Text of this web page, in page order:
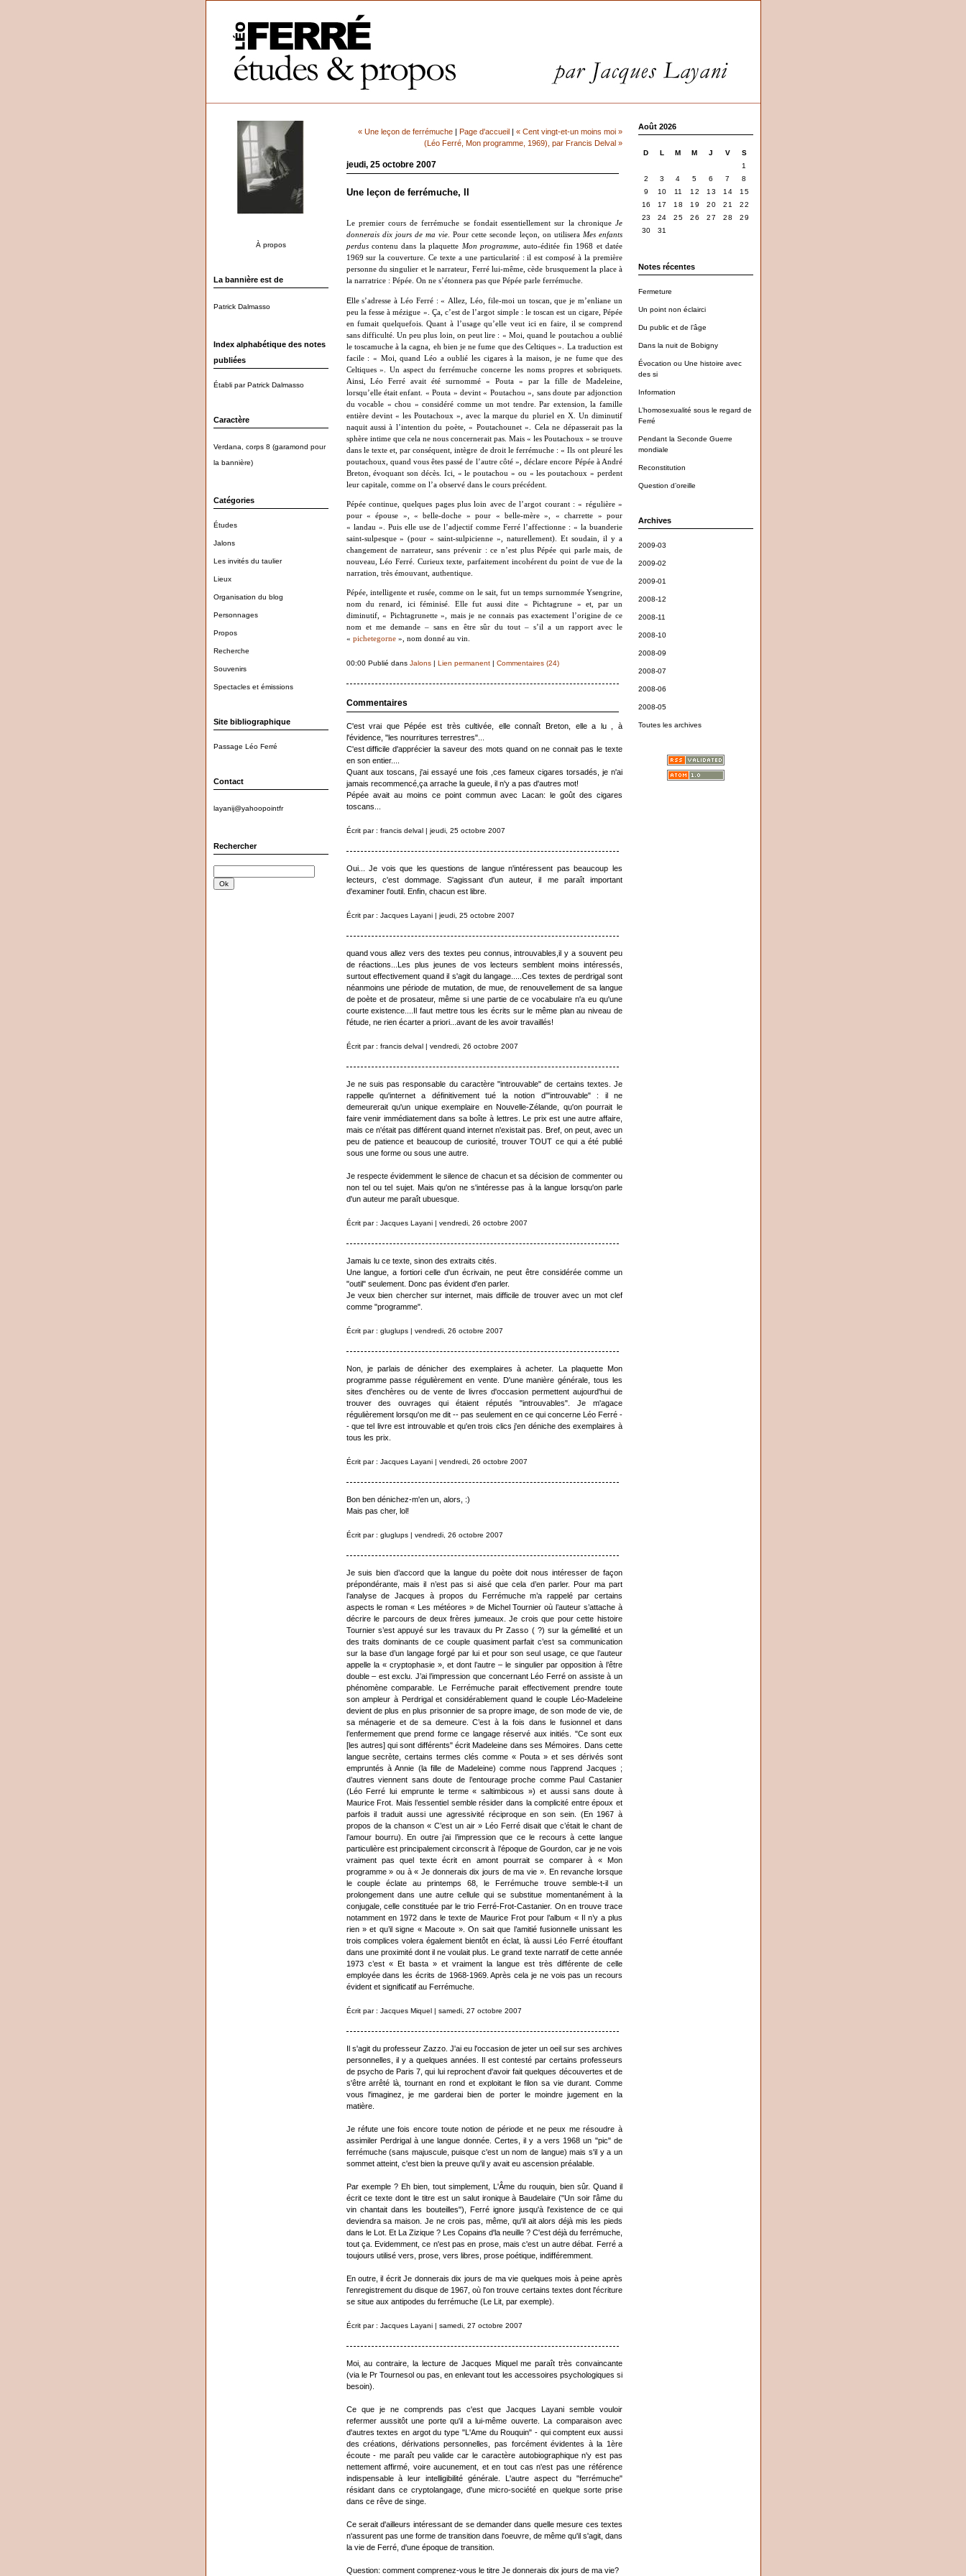
À propos
La bannière est de
Patrick Dalmasso
Index alphabétique des notes
publiées
Établi par Patrick Dalmasso
Caractère
Verdana, corps 8 (garamond pour
la bannière)
Catégories
Études
Jalons
Les invités du taulier
Lieux
Organisation du blog
Personnages
Propos
Recherche
Souvenirs
Spectacles et émissions
Site bibliographique
Passage Léo Ferré
Contact
layanij@yahoopointfr
Rechercher
Août 2026
D L M M J V
S
1
2
3 4 5 6 7
8
9
10 11 12 13 14
15
16
17 18 19 20 21
22
23
24 25 26 27 28
29
30
31
Notes récentes
Fermeture
Un point non éclairci
Du public et de l’âge
Dans la nuit de Bobigny
Évocation ou Une histoire avec
des si
Information
L’homosexualité sous le regard de
Ferré
Pendant la Seconde Guerre
mondiale
Reconstitution
Question d’oreille
Archives
2009-03
2009-02
2009-01
2008-12
2008-11
2008-10
2008-09
2008-07
2008-06
2008-05
Toutes les archives
« Une leçon de ferrémuche| Page d'accueil| « Cent vingt-et-un moins moi »
(Léo Ferré, Mon programme, 1969), par Francis Delval »
jeudi, 25 octobre 2007
Une leçon de ferrémuche, II
Le premier cours de ferrémuche se fondait essentiellement sur la chronique Je
donnerais dix jours de ma vie . Pour cette seconde leçon, on utilisera Mes enfants
perduscontenu dans la plaquette Mon programme, auto-éditée fin 1968 et datée
1969 sur la couverture. Ce texte a une particularité : il est composé à la première
personne du singulier et le narrateur, Ferré lui-même, cède brusquement la place à
la narratrice : Pépée. On ne s’étonnera pas que Pépée parle ferrémuche.
Elle s’adresse à Léo Ferré : « Allez, Léo, file-moi un toscan, que je m’enliane un
peu la fesse à mézigue ». Ça, c’est de l’argot simple : le toscan est un cigare, Pépée
en fumait quelquefois. Quant à l’usage qu’elle veut ici en faire, il se comprend
sans difficulté. Un peu plus loin, on peut lire : « Moi, quand le poutachou a oublié
le toscamuche à la cagna, eh bien je ne fume que des Celtiques ». La traduction est
facile : « Moi, quand Léo a oublié les cigares à la maison, je ne fume que des
Celtiques ». Un aspect du ferrémuche concerne les noms propres et sobriquets.
Ainsi, Léo Ferré avait été surnommé « Pouta » par la fille de Madeleine,
lorsqu’elle était enfant. « Pouta » devint « Poutachou », sans doute par adjonction
du vocable « chou » considéré comme un mot tendre. Par extension, la famille
entière devint « les Poutachoux », avec la marque du pluriel en X. Un diminutif
naquit aussi à l’intention du poète, « Poutachounet ». Cela ne dépasserait pas la
sphère intime que cela ne nous concernerait pas. Mais « les Poutachoux » se trouve
dans le texte et, par conséquent, intègre de droit le ferrémuche : « Ils ont pleuré les
poutachoux, quand vous êtes passé de l’autre côté », déclare encore Pépée à André
Breton, évoquant son décès. Ici, « le poutachou » ou « les poutachoux » perdent
leur capitale, comme on l ’a observé dans le cours précédent.
Pépée continue, quelques pages plus loin avec de l’argot courant : « régulière »
pour « épouse », « belle-doche » pour « belle-mère », « charrette » pour
« landau ». Puis elle use de l’adjectif comme Ferré l’affectionne : « la buanderie
saint-sulpesque » (pour « saint-sulpicienne », naturellement). Et soudain, il y a
changement de narrateur, sans prévenir : ce n’est plus Pépée qui parle mais, de
nouveau, Léo Ferré. Curieux texte, parfaitement incohérent du point de vue de la
narration, très émouvant, authentique.
Pépée, intelligente et rusée, comme on le sait, fut un temps surnommée Ysengrine,
nom du renard, ici féminisé. Elle fut aussi dite « Pichtagrune » et, par un
diminutif, « Pichtagrunette », mais je ne connais pas exactement l’origine de ce
nom et me demande – sans en être sûr du tout – s’il a un rapport avec le
« pichetegorne», nom donné au vin.
00:00 Publié dans Jalons| Lien permanent| Commentaires (24)
Commentaires
C'est vrai que Pépée est très cultivée, elle connaît Breton, elle a lu , à
l'évidence, "les nourritures terrestres"...
C'est difficile d'apprécier la saveur des mots quand on ne connait pas le texte
en son entier....
Quant aux toscans, j'ai essayé une fois ,ces fameux cigares torsadés, je n'ai
jamais recommencé,ça arrache la gueule, il n'y a pas d'autres mot!
Pépée avait au moins ce point commun avec Lacan: le goût des cigares
toscans...
Écrit par : francis delval | jeudi, 25 octobre 2007
Oui... Je vois que les questions de langue n'intéressent pas beaucoup les
lecteurs, c'est dommage. S'agissant d'un auteur, il me paraît important
d'examiner l'outil. Enfin, chacun est libre.
Écrit par : Jacques Layani | jeudi, 25 octobre 2007
quand vous allez vers des textes peu connus, introuvables,il y a souvent peu
de réactions...Les plus jeunes de vos lecteurs semblent moins intéressés,
surtout effectivement quand il s'agit du langage.....Ces textes de perdrigal sont
néanmoins une période de mutation, de mue, de renouvellement de sa langue
de poète et de prosateur, même si une partie de ce vocabulaire n'a eu qu'une
courte existence....Il faut mettre tous les écrits sur le même plan au niveau de
l'étude, ne rien écarter a priori...avant de les avoir travaillés!
Écrit par : francis delval | vendredi, 26 octobre 2007
Je ne suis pas responsable du caractère "introuvable" de certains textes. Je
rappelle qu'internet a définitivement tué la notion d'"introuvable" : il ne
demeurerait qu'un unique exemplaire en Nouvelle-Zélande, qu'on pourrait le
faire venir immédiatement dans sa boîte à lettres. Le prix est une autre affaire,
mais ce n'était pas différent quand internet n'existait pas. Bref, on peut, avec un
peu de patience et beaucoup de curiosité, trouver TOUT ce qui a été publié
sous une forme ou sous une autre.
Je respecte évidemment le silence de chacun et sa décision de commenter ou
non tel ou tel sujet. Mais qu'on ne s'intéresse pas à la langue lorsqu'on parle
d'un auteur me paraît ubuesque.
Écrit par : Jacques Layani | vendredi, 26 octobre 2007
Jamais lu ce texte, sinon des extraits cités.
Une langue, a fortiori celle d'un écrivain, ne peut être considérée comme un
"outil" seulement. Donc pas évident d'en parler.
Je veux bien chercher sur internet, mais difficile de trouver avec un mot clef
comme "programme".
Écrit par : gluglups | vendredi, 26 octobre 2007
Non, je parlais de dénicher des exemplaires à acheter. La plaquette Mon
programme passe régulièrement en vente. D'une manière générale, tous les
sites d'enchères ou de vente de livres d'occasion permettent aujourd'hui de
trouver des ouvrages qui étaient réputés "introuvables". Je m'agace
régulièrement lorsqu'on me dit -- pas seulement en ce qui concerne Léo Ferré -
- que tel livre est introuvable et qu'en trois clics j'en déniche des exemplaires à
tous les prix.
Écrit par : Jacques Layani | vendredi, 26 octobre 2007
Bon ben dénichez-m'en un, alors, :)
Mais pas cher, lol!
Écrit par : gluglups | vendredi, 26 octobre 2007
Je suis bien d’accord que la langue du poète doit nous intéresser de façon
prépondérante, mais il n’est pas si aisé que cela d’en parler. Pour ma part
l’analyse de Jacques à propos du Ferrémuche m’a rappelé par certains
aspects le roman « Les météores » de Michel Tournier où l’auteur s’attache à
décrire le parcours de deux frères jumeaux. Je crois que pour cette histoire
Tournier s’est appuyé sur les travaux du Pr Zasso ( ?) sur la gémellité et un
des traits dominants de ce couple quasiment parfait c’est sa communication
sur la base d’un langage forgé par lui et pour son seul usage, ce que l’auteur
appelle la « cryptophasie », et dont l’autre – le singulier par opposition à l’être
double – est exclu. J’ai l’impression que concernant Léo Ferré on assiste à un
phénomène comparable. Le Ferrémuche parait effectivement prendre toute
son ampleur à Perdrigal et considérablement quand le couple Léo-Madeleine
devient de plus en plus prisonnier de sa propre image, de son mode de vie, de
sa ménagerie et de sa demeure. C’est à la fois dans le fusionnel et dans
l’enfermement que prend forme ce langage réservé aux initiés. "Ce sont eux
[les autres] qui sont différents" écrit Madeleine dans ses Mémoires. Dans cette
langue secrète, certains termes clés comme « Pouta » et ses dérivés sont
empruntés à Annie (la fille de Madeleine) comme nous l’apprend Jacques ;
d’autres viennent sans doute de l’entourage proche comme Paul Castanier
(Léo Ferré lui emprunte le terme « saltimbicous ») et aussi sans doute à
Maurice Frot. Mais l’essentiel semble résider dans la complicité entre époux et
parfois il traduit aussi une agressivité réciproque en son sein. (En 1967 à
propos de la chanson « C’est un air » Léo Ferré disait que c’était le chant de
l’amour bourru). En outre j’ai l’impression que ce le recours à cette langue
particulière est principalement circonscrit à l’époque de Gourdon, car je ne vois
vraiment pas quel texte écrit en amont pourrait se comparer à « Mon
programme » ou à « Je donnerais dix jours de ma vie ». En revanche lorsque
le couple éclate au printemps 68, le Ferrémuche trouve semble-t-il un
prolongement dans une autre cellule qui se substitue momentanément à la
conjugale, celle constituée par le trio Ferré-Frot-Castanier. On en trouve trace
notamment en 1972 dans le texte de Maurice Frot pour l’album « Il n’y a plus
rien » et qu’il signe « Macoute ». On sait que l’amitié fusionnelle unissant les
trois complices volera également bientôt en éclat, là aussi Léo Ferré étouffant
dans une proximité dont il ne voulait plus. Le grand texte narratif de cette année
1973 c’est « Et basta » et vraiment la langue est très différente de celle
employée dans les écrits de 1968-1969. Après cela je ne vois pas un recours
évident et significatif au Ferrémuche.
Écrit par : Jacques Miquel | samedi, 27 octobre 2007
Il s'agit du professeur Zazzo. J'ai eu l'occasion de jeter un oeil sur ses archives
personnelles, il y a quelques années. Il est contesté par certains professeurs
de psycho de Paris 7, qui lui reprochent d'avoir fait quelques découvertes et de
s'être arrêté là, tournant en rond et exploitant le filon sa vie durant. Comme
vous l'imaginez, je me garderai bien de porter le moindre jugement en la
matière.
Je réfute une fois encore toute notion de période et ne peux me résoudre à
assimiler Perdrigal à une langue donnée. Certes, il y a vers 1968 un "pic" de
ferrémuche (sans majuscule, puisque c'est un nom de langue) mais s'il y a un
sommet atteint, c'est bien la preuve qu'il y avait eu ascension préalable.
Par exemple ? Eh bien, tout simplement, L'Âme du rouquin, bien sûr. Quand il
écrit ce texte dont le titre est un salut ironique à Baudelaire ("Un soir l'âme du
vin chantait dans les bouteilles"), Ferré ignore jusqu'à l'existence de ce qui
deviendra sa maison. Je ne crois pas, même, qu'il ait alors déjà mis les pieds
dans le Lot. Et La Zizique ? Les Copains d'la neuille ? C'est déjà du ferrémuche,
tout ça. Evidemment, ce n'est pas en prose, mais c'est un autre débat. Ferré a
toujours utilisé vers, prose, vers libres, prose poétique, indifféremment.
En outre, il écrit Je donnerais dix jours de ma vie quelques mois à peine après
l'enregistrement du disque de 1967, où l'on trouve certains textes dont l'écriture
se situe aux antipodes du ferrémuche (Le Lit, par exemple).
Écrit par : Jacques Layani | samedi, 27 octobre 2007
Moi, au contraire, la lecture de Jacques Miquel me paraît très convaincante
(via le Pr Tournesol ou pas, en enlevant tout les accessoires psychologiques si
besoin).
Ce que je ne comprends pas c'est que Jacques Layani semble vouloir
refermer aussitôt une porte qu'il a lui-même ouverte. La comparaison avec
d'autres textes en argot du type "L'Ame du Rouquin" - qui comptent eux aussi
des créations, dérivations personnelles, pas forcément évidentes à la 1ère
écoute - me paraît peu valide car le caractère autobiographique n'y est pas
nettement affirmé, voire aucunement, et en tout cas n'est pas une référence
indispensable à leur intelligibilité générale. L'autre aspect du "ferrémuche"
résidant dans ce cryptolangage, d'une micro-société en quelque sorte prise
dans ce rêve de singe.
Ce serait d'ailleurs intéressant de se demander dans quelle mesure ces textes
n'assurent pas une forme de transition dans l'oeuvre, de même qu'il s'agit, dans
la vie de Ferré, d'une époque de transition.
Question: comment comprenez-vous le titre Je donnerais dix jours de ma vie?